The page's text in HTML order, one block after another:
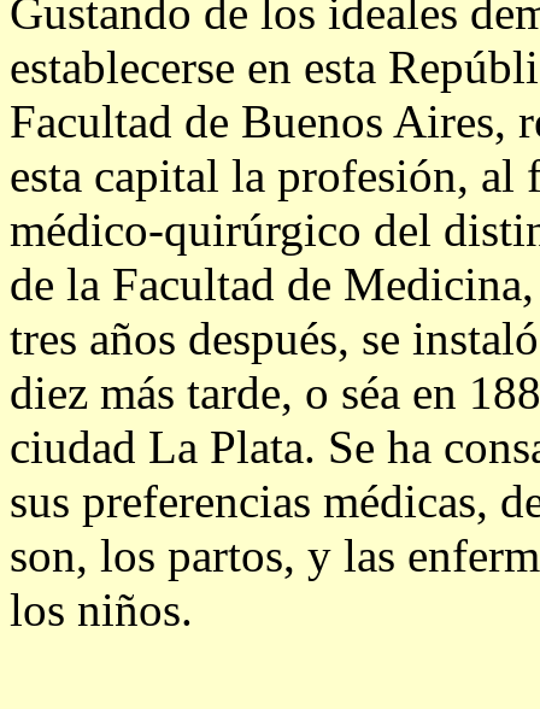
Gustando de los ideales
establecerse en esta
Facultad de Buenos Aires,
esta capital la profesión,
médico-quirúrgico del
de la Facultad de
tres años después, se
diez más tarde, o séa en
ciudad La Plata. Se ha
sus preferencias médicas,
son, los partos, y las
los niños.